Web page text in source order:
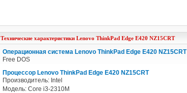
Технические характеристики Lenovo ThinkPad Edge E420 NZ15CRT
Операционная система Lenovo ThinkPad Edge E420 NZ15CRT
Free DOS
Процессор Lenovo ThinkPad Edge E420 NZ15CRT
Производитель: Intel
Модель: Core i3-2310M